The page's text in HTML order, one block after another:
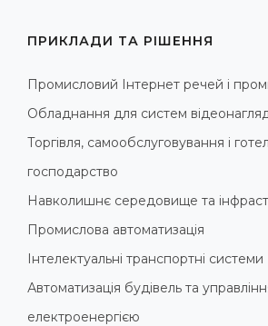
ПРИКЛАДИ ТА РІШЕННЯ
Промисловий Інтернет речей і
Обладнання для систем
Торгівля, самообслуговування і
господарство
Навколишнє середовище та
Промислова автоматизація
Інтелектуальні транспортні системи
Автоматизація будівель та
електроенергією